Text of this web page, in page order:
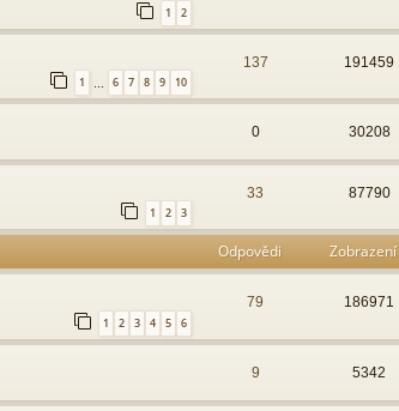
1 2
1 … 6 7 8 9 10
137 191459
0 30208
1 2 3
33 87790
Odpovědi Zobrazení
1 2 3 4 5 6
79 186971
9 5342